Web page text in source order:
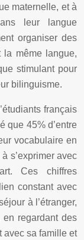
maternelle, et à
leur langue
organiser des
la même langue,
stimulant pour
bilinguisme.
français
que 45% d’entre
vocabulaire en
s’exprimer avec
Ces chiffres
constant avec
à l’étranger,
regardant des
avec sa famille et